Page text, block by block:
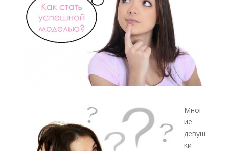
Мног
ие
девуш
ки